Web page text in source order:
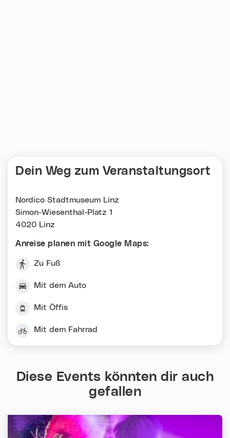
Dein Weg zum Veranstaltungsort
Nordico Stadtmuseum Linz
Simon-Wiesenthal-Platz 1
4020 Linz
Anreise planen mit Google Maps:
Zu Fuß
Mit dem Auto
Mit Öffis
Mit dem Fahrrad
Diese Events könnten dir auch
gefallen